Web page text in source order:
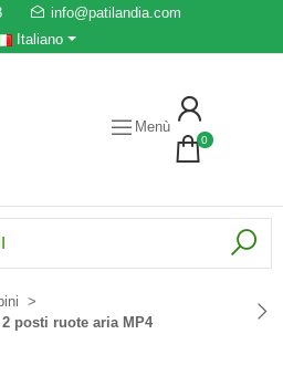
info@patilandia.com
Italiano
Menù
0
2 posti ruote aria MP4